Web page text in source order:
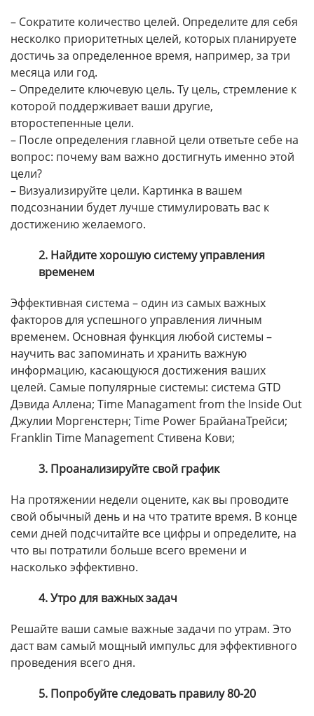
– Сократите количество целей. Определите для себя
несколко приоритетных целей, которых планируете
достичь за определенное время, например, за три
месяца или год.
– Определите ключевую цель. Ту цель, стремление к
которой поддерживает ваши другие,
второстепенные цели.
– После определения главной цели ответьте себе на
вопрос: почему вам важно достигнуть именно этой
цели?
– Визуализируйте цели. Картинка в вашем
подсознании будет лучше стимулировать вас к
достижению желаемого.
2. Найдите хорошую систему управления
временем
Эффективная система – один из самых важных
факторов для успешного управления личным
временем. Основная функция любой системы –
научить вас запоминать и хранить важную
информацию, касающуюся достижения ваших
целей. Самые популярные системы: система GTD
Дэвида Аллена; Time Managament from the Inside Out
Джулии Моргенстерн; Time Power БрайанаТрейси;
Franklin Time Management Стивена Кови;
3. Проанализируйте свой график
На протяжении недели оцените, как вы проводите
свой обычный день и на что тратите время. В конце
семи дней подсчитайте все цифры и определите, на
что вы потратили больше всего времени и
насколько эффективно.
4. Утро для важных задач
Решайте ваши самые важные задачи по утрам. Это
даст вам самый мощный импульс для эффективного
проведения всего дня.
5. Попробуйте следовать правилу 80-20